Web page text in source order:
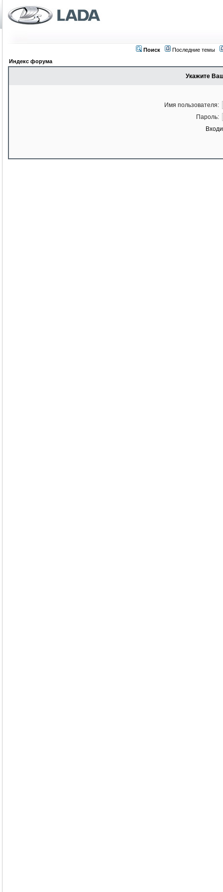
Поиск
Последние темы
Индекс форума
Укажите
Имя пользователя:
Пароль: